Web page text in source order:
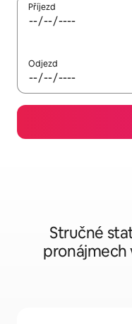
Příjezd
Odjezd
Stručné
pronájmech